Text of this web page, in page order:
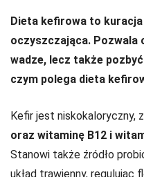
Dieta kefirowa to
oczyszczająca. Pozwala
wadze, lecz także
czym polega dieta
Kefir jest niskokaloryczny,
oraz witaminę B12 i
Stanowi także źródło
układ trawienny, regulując